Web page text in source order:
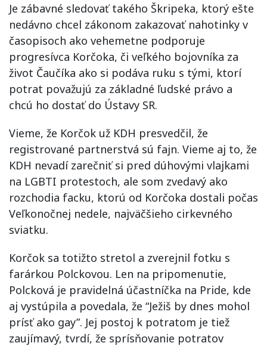
Je zábavné sledovať takého Škripeka, ktorý ešte
nedávno chcel zákonom zakazovať nahotinky v
časopisoch ako vehemetne podporuje
progresívca Korčoka, či veľkého bojovníka za
život Čaučíka ako si podáva ruku s tými, ktorí
potrat považujú za základné ľudské právo a
chcú ho dostať do Ústavy SR.
Vieme, že Korčok už KDH presvedčil, že
registrované partnerstvá sú fajn. Vieme aj to, že
KDH nevadí zarečniť si pred dúhovými vlajkami
na LGBTI protestoch, ale som zvedavý ako
rozchodia facku, ktorú od Korčoka dostali počas
Veľkonočnej nedele, najväčšieho cirkevného
sviatku.
Korčok sa totižto stretol a zverejnil fotku s
farárkou Polckovou. Len na pripomenutie,
Polcková je pravidelná účastníčka na Pride, kde
aj vystúpila a povedala, že “Ježiš by dnes mohol
prísť ako gay”. Jej postoj k potratom je tiež
zaujímavý, tvrdí, že sprísňovanie potratov